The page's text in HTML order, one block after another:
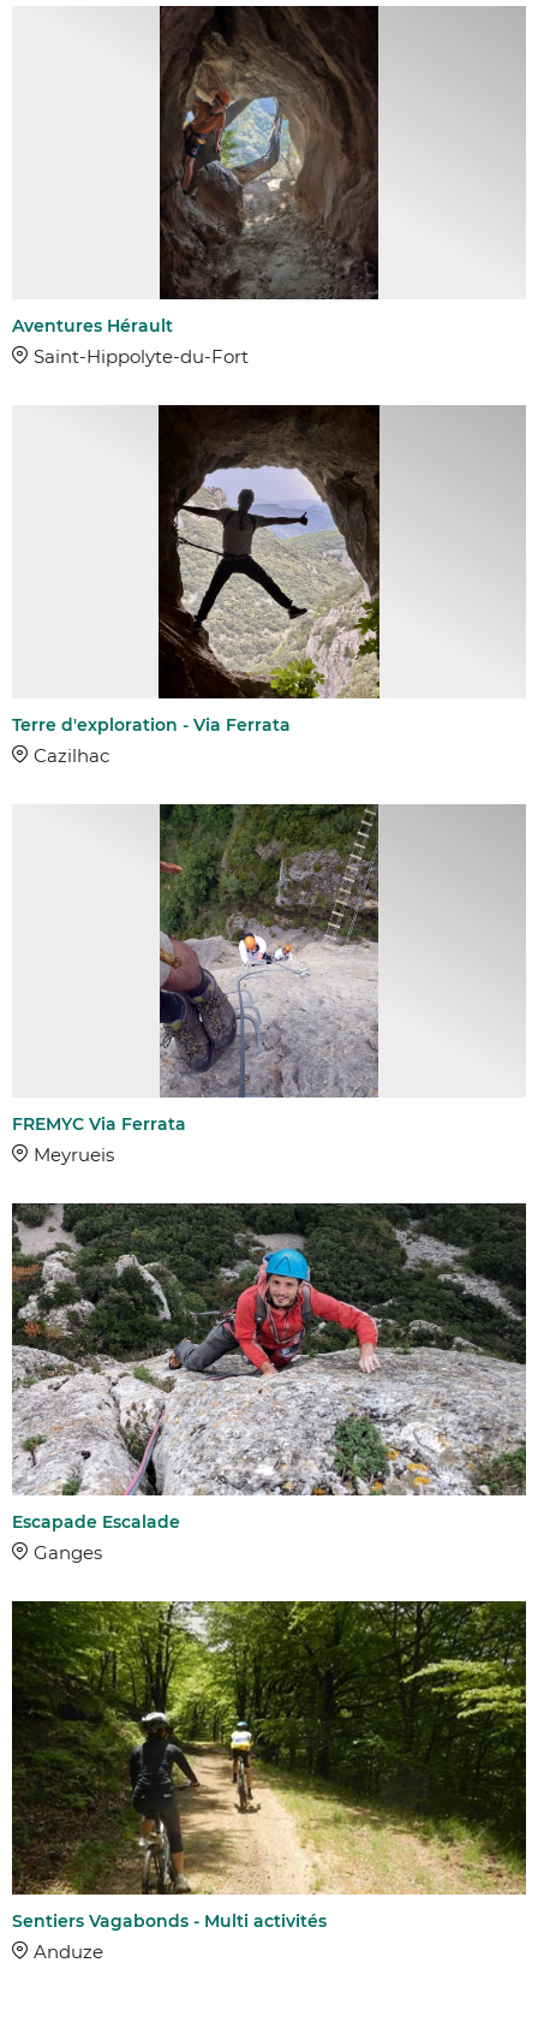
Aventures Hérault
Saint-Hippolyte-du-Fort
Terre d'exploration - Via Ferrata
Cazilhac
FREMYC Via Ferrata
Meyrueis
Escapade Escalade
Ganges
Sentiers Vagabonds - Multi activités
Anduze